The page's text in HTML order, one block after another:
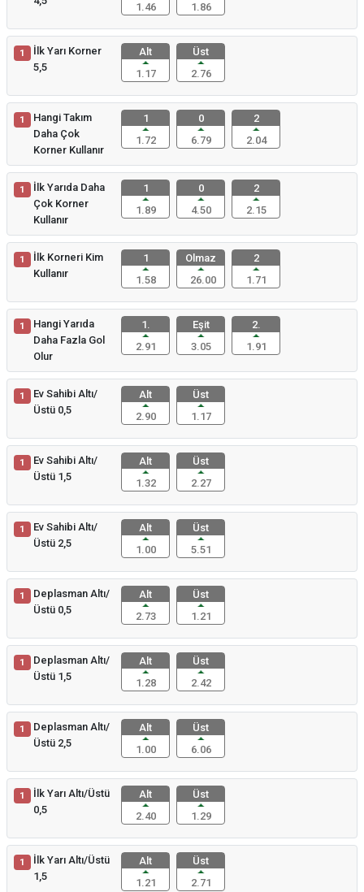
1.46
1.86
1
İlk Yarı Korner
5,5
Alt
1.17
Üst
2.76
1
Hangi Takım
Daha Çok
Korner Kullanır
1
1.72
0
6.79
2
2.04
1
İlk Yarıda Daha
Çok Korner
Kullanır
1
1.89
0
4.50
2
2.15
1
İlk Korneri Kim
Kullanır
1
1.58
Olmaz
26.00
2
1.71
1
Hangi Yarıda
Daha Fazla Gol
Olur
1.
2.91
Eşit
3.05
2.
1.91
1
Ev Sahibi Altı/
Üstü 0,5
Alt
2.90
Üst
1.17
1
Ev Sahibi Altı/
Üstü 1,5
Alt
1.32
Üst
2.27
1
Ev Sahibi Altı/
Üstü 2,5
Alt
1.00
Üst
5.51
1
Deplasman Altı/
Üstü 0,5
Alt
2.73
Üst
1.21
1
Deplasman Altı/
Üstü 1,5
Alt
1.28
Üst
2.42
1
Deplasman Altı/
Üstü 2,5
Alt
1.00
Üst
6.06
1
İlk Yarı Altı/Üstü
0,5
Alt
2.40
Üst
1.29
1
İlk Yarı Altı/Üstü
1,5
Alt
1.21
Üst
2.71